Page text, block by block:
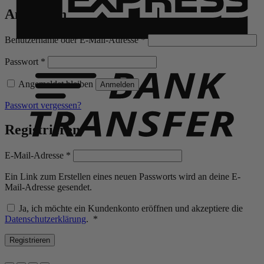
Anmelden
Benutzername oder E-Mail-Adresse*Erforderlich
Passwort *
Angemeldet bleiben Anmelden
Passwort vergessen?
Registrieren
E-Mail-Adresse *
Ein Link zum Erstellen eines neuen Passworts wird an deine E-
Mail-Adresse gesendet.
Ja, ich möchte ein Kundenkonto eröffnen und akzeptiere die
Datenschutzerklärung. *
Registrieren